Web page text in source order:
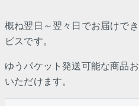
概ね翌日～翌々日でお届けで
ビスです。
ゆうパケット発送可能な商品
いただけます。